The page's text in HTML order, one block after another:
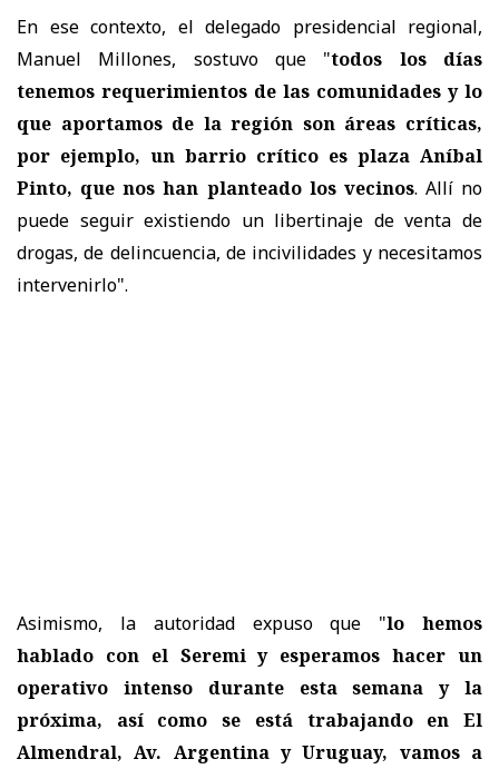
En ese contexto, el delegado presidencial regional,
Manuel Millones, sostuvo que "todos los días
tenemos requerimientos de las comunidades y lo
que aportamos de la región son áreas críticas,
por ejemplo, un barrio crítico es plaza Aníbal
Pinto, que nos han planteado los vecinos. Allí no
puede seguir existiendo un libertinaje de venta de
drogas, de delincuencia, de incivilidades y necesitamos
intervenirlo".
Asimismo, la autoridad expuso que "lo hemos
hablado con el Seremi y esperamos hacer un
operativo intenso durante esta semana y la
próxima, así como se está trabajando en El
Almendral, Av. Argentina y Uruguay, vamos a